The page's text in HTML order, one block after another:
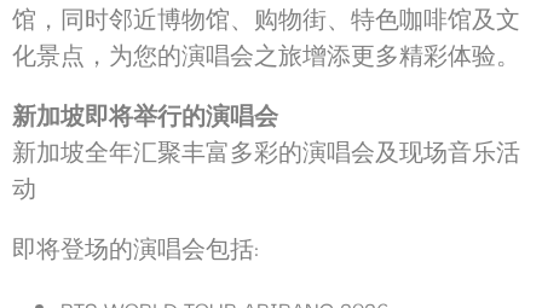
Cookie
Consent
consent on Cookies
and consent
Identifier.
Identifier.
统计类
以汇总的方式分析统计信息，以改进网站
馆，同时邻近博物馆、购物街、特色咖啡馆及文
化景点，为您的演唱会之旅增添更多精彩体验。
新加坡即将举行的演唱会
新加坡全年汇聚丰富多彩的演唱会及现场音乐活
动
即将登场的演唱会包括: